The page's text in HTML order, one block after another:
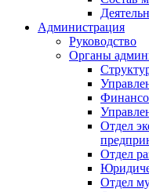
Администрация
Руководство
Органы
Отдел
Отдел
Отдел